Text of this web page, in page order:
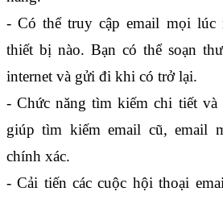
- Có thể truy cập email mọi
thiết bị nào. Bạn có thể soạn
internet và gửi đi khi có trở lại.
- Chức năng tìm kiếm chi tiết và
giúp tìm kiếm email cũ, email
chính xác.
- Cải tiến các cuộc hội thoại